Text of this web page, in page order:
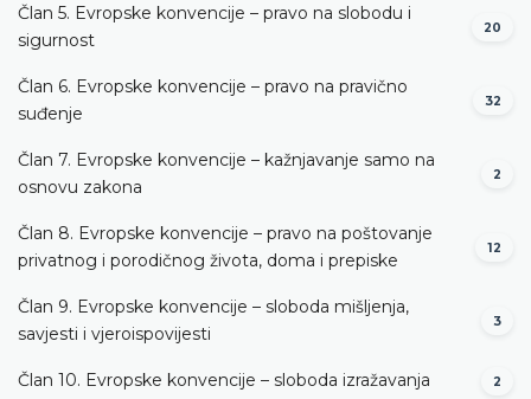
Član 5. Evropske konvencije – pravo na slobodu i
sigurnost
20
Član 6. Evropske konvencije – pravo na pravično
suđenje
32
Član 7. Evropske konvencije – kažnjavanje samo na
osnovu zakona
2
Član 8. Evropske konvencije – pravo na poštovanje
privatnog i porodičnog života, doma i prepiske
12
Član 9. Evropske konvencije – sloboda mišljenja,
savjesti i vjeroispovijesti
3
Član 10. Evropske konvencije – sloboda izražavanja 2